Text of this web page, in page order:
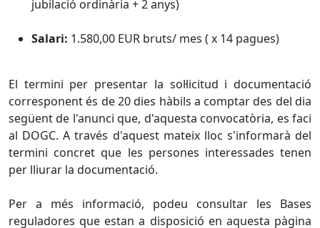
jubilació ordinària + 2 anys)
Salari: 1.580,00 EUR bruts/ mes ( x 14 pagues)
El termini per presentar la sol·licitud i documentació
corresponent és de 20 dies hàbils a comptar des del dia
següent de l'anunci que, d'aquesta convocatòria, es faci
al DOGC. A través d'aquest mateix lloc s'informarà del
termini concret que les persones interessades tenen
per lliurar la documentació.
Per a més informació, podeu consultar les Bases
reguladores que estan a disposició en aquesta pàgina